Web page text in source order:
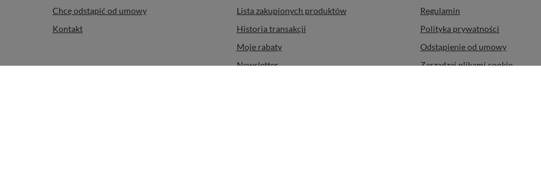
Chcę odstąpić od umowy
Kontakt
Lista zakupionych produktów
Historia transakcji
Moje rabaty
Newsletter
Regulamin
Polityka prywatności
Odstąpienie od umowy
Zarządzaj plikami cookie